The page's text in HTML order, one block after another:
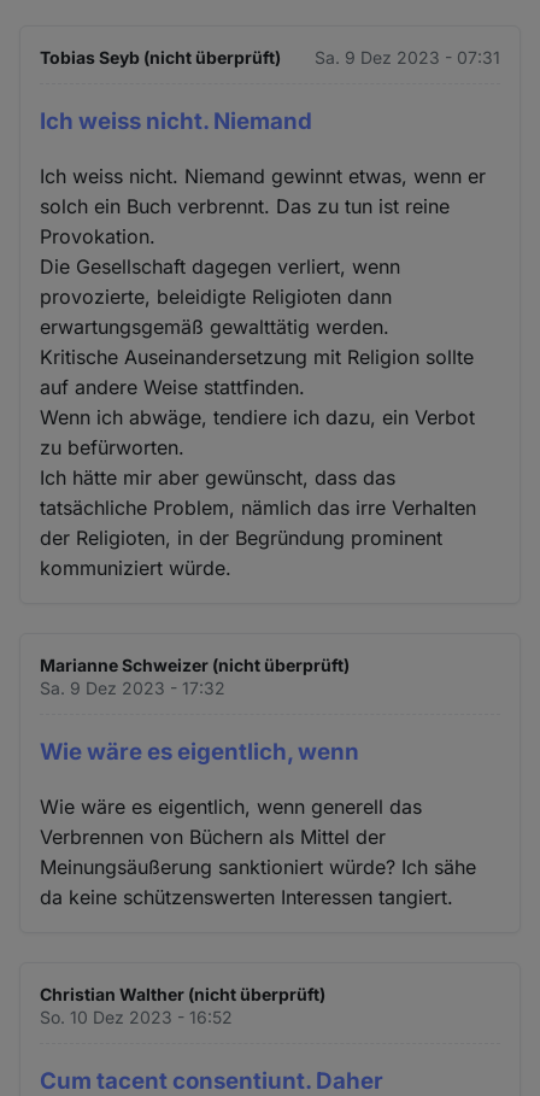
Tobias Seyb (nicht überprüft) Sa. 9 Dez 2023 - 07:31
Ich weiss nicht. Niemand
Ich weiss nicht. Niemand gewinnt etwas, wenn er
solch ein Buch verbrennt. Das zu tun ist reine
Provokation.
Die Gesellschaft dagegen verliert, wenn
provozierte, beleidigte Religioten dann
erwartungsgemäß gewalttätig werden.
Kritische Auseinandersetzung mit Religion sollte
auf andere Weise stattfinden.
Wenn ich abwäge, tendiere ich dazu, ein Verbot
zu befürworten.
Ich hätte mir aber gewünscht, dass das
tatsächliche Problem, nämlich das irre Verhalten
der Religioten, in der Begründung prominent
kommuniziert würde.
Marianne Schweizer (nicht überprüft)
Sa. 9 Dez 2023 - 17:32
Wie wäre es eigentlich, wenn
Wie wäre es eigentlich, wenn generell das
Verbrennen von Büchern als Mittel der
Meinungsäußerung sanktioniert würde? Ich sähe
da keine schützenswerten Interessen tangiert.
Christian Walther (nicht überprüft)
So. 10 Dez 2023 - 16:52
Cum tacent consentiunt. Daher